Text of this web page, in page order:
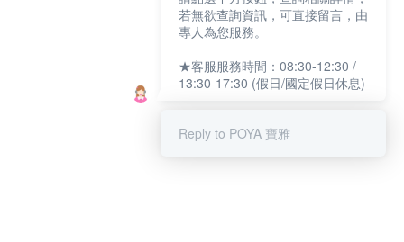
若無欲查詢資訊，可直接留言，由
專人為您服務。
★客服服務時間：08:30-12:30 /
13:30-17:30 (假日/國定假日休息)
Reply to POYA 寶雅